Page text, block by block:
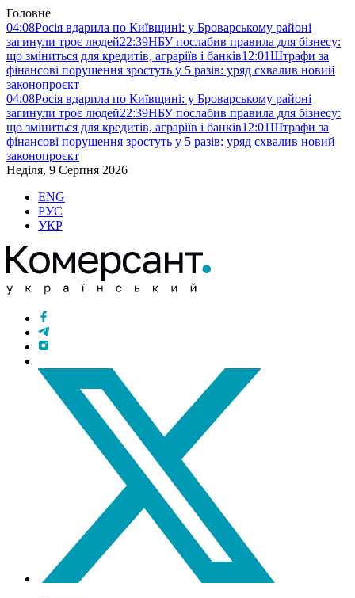
Головне
04:08Росія вдарила по Київщині: у Броварському районі
загинули троє людей22:39НБУ послабив правила для бізнесу:
що зміниться для кредитів, аграріїв і банків12:01Штрафи за
фінансові порушення зростуть у 5 разів: уряд схвалив новий
законопроєкт
04:08Росія вдарила по Київщині: у Броварському районі
загинули троє людей22:39НБУ послабив правила для бізнесу:
що зміниться для кредитів, аграріїв і банків12:01Штрафи за
фінансові порушення зростуть у 5 разів: уряд схвалив новий
законопроєкт
Неділя, 9 Серпня 2026
ENG
РУС
УКР